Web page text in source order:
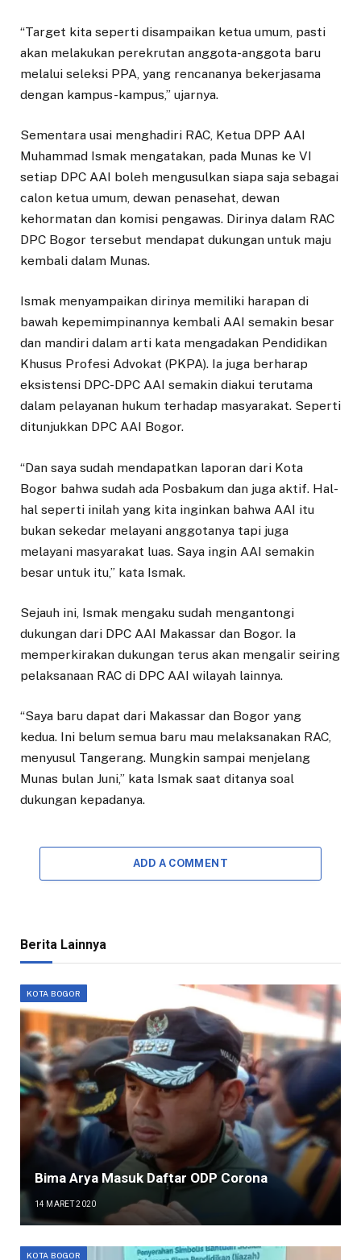
“Target kita seperti disampaikan ketua umum, pasti
akan melakukan perekrutan anggota-anggota baru
melalui seleksi PPA, yang rencananya bekerjasama
dengan kampus-kampus,” ujarnya.
Sementara usai menghadiri RAC, Ketua DPP AAI
Muhammad Ismak mengatakan, pada Munas ke VI
setiap DPC AAI boleh mengusulkan siapa saja sebagai
calon ketua umum, dewan penasehat, dewan
kehormatan dan komisi pengawas. Dirinya dalam RAC
DPC Bogor tersebut mendapat dukungan untuk maju
kembali dalam Munas.
Ismak menyampaikan dirinya memiliki harapan di
bawah kepemimpinannya kembali AAI semakin besar
dan mandiri dalam arti kata mengadakan Pendidikan
Khusus Profesi Advokat (PKPA). Ia juga berharap
eksistensi DPC-DPC AAI semakin diakui terutama
dalam pelayanan hukum terhadap masyarakat. Seperti
ditunjukkan DPC AAI Bogor.
“Dan saya sudah mendapatkan laporan dari Kota
Bogor bahwa sudah ada Posbakum dan juga aktif. Hal-
hal seperti inilah yang kita inginkan bahwa AAI itu
bukan sekedar melayani anggotanya tapi juga
melayani masyarakat luas. Saya ingin AAI semakin
besar untuk itu,” kata Ismak.
Sejauh ini, Ismak mengaku sudah mengantongi
dukungan dari DPC AAI Makassar dan Bogor. Ia
memperkirakan dukungan terus akan mengalir seiring
pelaksanaan RAC di DPC AAI wilayah lainnya.
“Saya baru dapat dari Makassar dan Bogor yang
kedua. Ini belum semua baru mau melaksanakan RAC,
menyusul Tangerang. Mungkin sampai menjelang
Munas bulan Juni,” kata Ismak saat ditanya soal
dukungan kepadanya.
ADD A COMMENT
Berita Lainnya
KOTA BOGOR
Bima Arya Masuk Daftar ODP Corona
14 MARET 2020
KOTA BOGOR